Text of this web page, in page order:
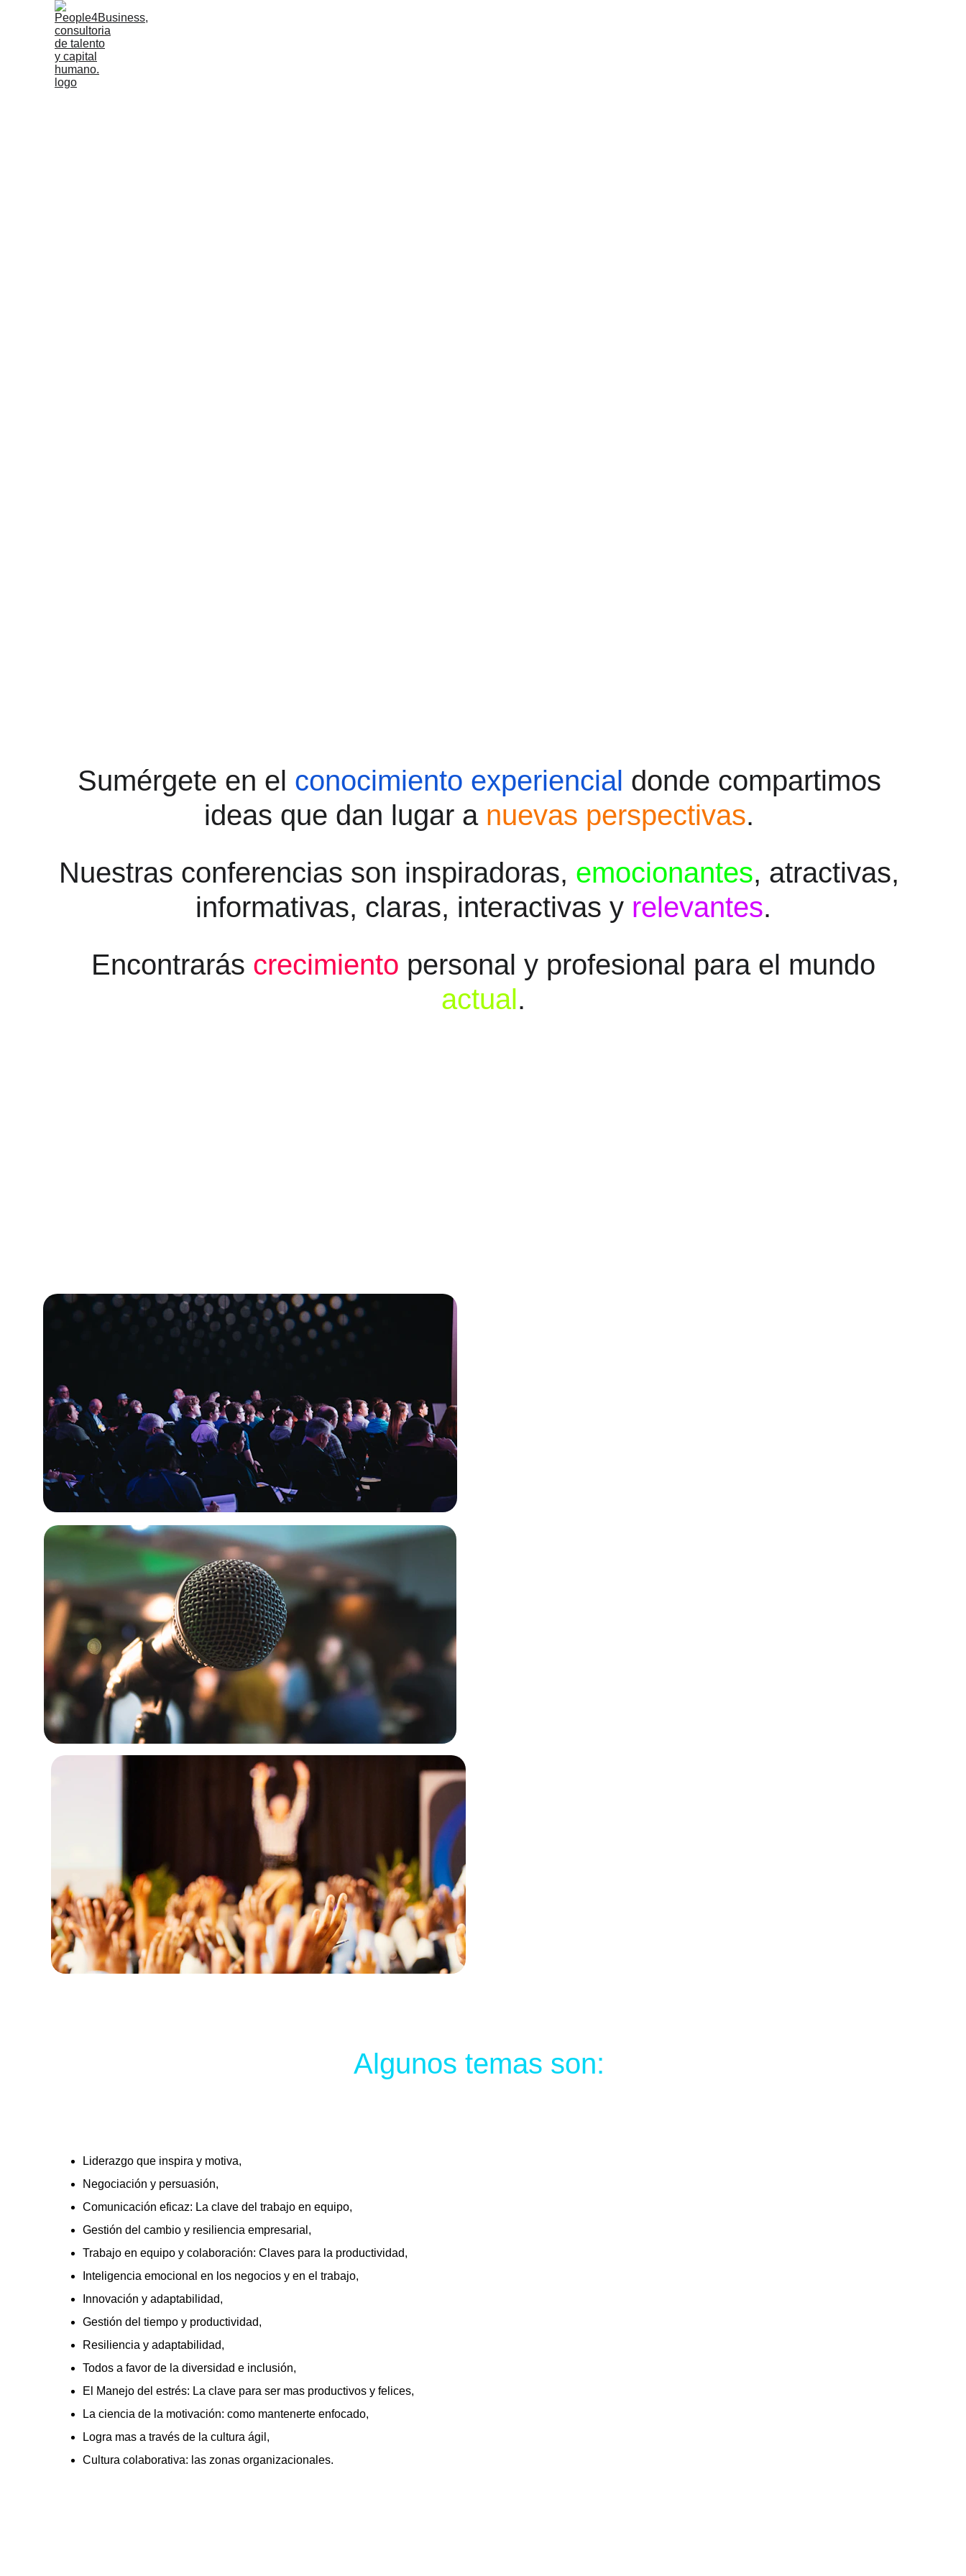
Sumérgete en el conocimiento experiencial donde compartimos
ideas que dan lugar a nuevas perspectivas.
Nuestras conferencias son inspiradoras, emocionantes, atractivas,
informativas, claras, interactivas y relevantes.
Encontrarás crecimiento personal y profesional para el mundo
actual.
Algunos temas son:
Liderazgo que inspira y motiva,
Negociación y persuasión,
Comunicación eficaz: La clave del trabajo en equipo,
Gestión del cambio y resiliencia empresarial,
Trabajo en equipo y colaboración: Claves para la productividad,
Inteligencia emocional en los negocios y en el trabajo,
Innovación y adaptabilidad,
Gestión del tiempo y productividad,
Resiliencia y adaptabilidad,
Todos a favor de la diversidad e inclusión,
El Manejo del estrés: La clave para ser mas productivos y felices,
La ciencia de la motivación: como mantenerte enfocado,
Logra mas a través de la cultura ágil,
Cultura colaborativa: las zonas organizacionales.